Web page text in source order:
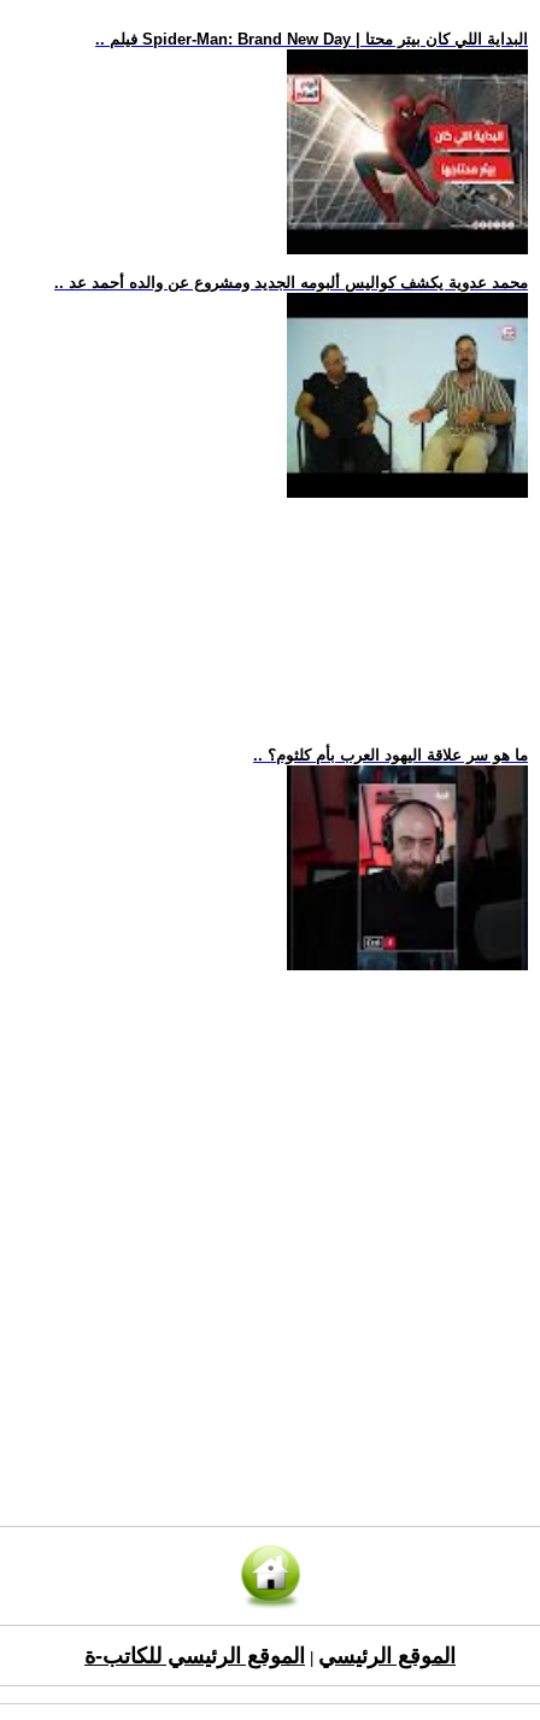
.. فيلم Spider-Man: Brand New Day | البداية اللي كان بيتر محتا
.. محمد عدوية يكشف كواليس ألبومه الجديد ومشروع عن والده أحمد عد
.. ما هو سر علاقة اليهود العرب بأم كلثوم؟
الموقع الرئيسي الموقع الرئيسي للكاتب-ة